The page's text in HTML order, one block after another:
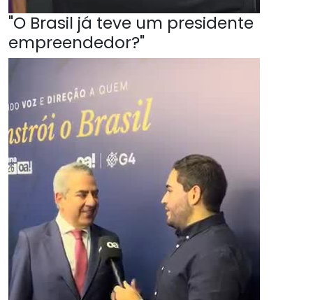
"O Brasil já teve um presidente
empreendedor?"